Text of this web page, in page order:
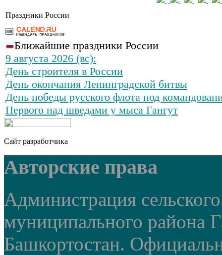
Праздники России
Ближайшие праздники России
9 августа 2026 (вс):
День строителя в России
День окончания Ленинградской битвы
День победы русского флота под
Первого над шведами у мыса Гангут
Сайт разработчика
Авторские права
Администрация
муниципального района
Башкортостан.